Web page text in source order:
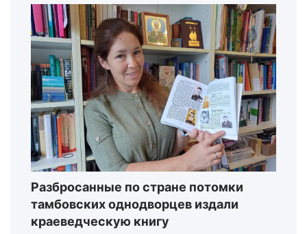
Разбросанные по стране потомки
тамбовских однодворцев издали
краеведческую книгу